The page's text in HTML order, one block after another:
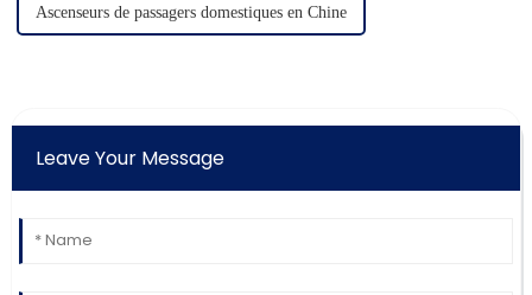
Ascenseurs de passagers domestiques en Chine
Leave Your Message